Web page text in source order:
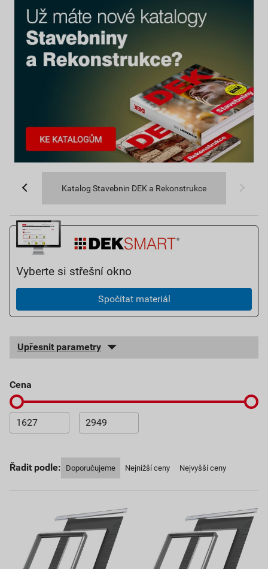
Katalog Stavebnin DEK a Rekonstrukce
Vyberte si střešní okno
Spočítat materiál
Upřesnit parametry
cena
Řadit podle: Doporučujeme Nejnižší ceny Nejvyšší ceny